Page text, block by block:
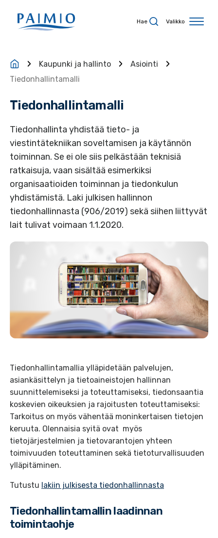
Hae Valikko
Kaupunki ja hallinto
Asiointi
Tiedonhallintamalli
Tiedonhallintamalli
Tiedonhallinta yhdistää tieto- ja
viestintätekniikan soveltamisen ja käytännön
toiminnan. Se ei ole siis pelkästään teknisiä
ratkaisuja, vaan sisältää esimerkiksi
organisaatioiden toiminnan ja tiedonkulun
yhdistämistä. Laki julkisen hallinnon
tiedonhallinnasta (906/2019) sekä siihen liittyvät
lait tulivat voimaan 1.1.2020.
Tiedonhallintamallia ylläpidetään palvelujen,
asiankäsittelyn ja tietoaineistojen hallinnan
suunnittelemiseksi ja toteuttamiseksi, tiedonsaantia
koskevien oikeuksien ja rajoitusten toteuttamiseksi:
Tarkoitus on myös vähentää moninkertaisen tietojen
keruuta. Olennaisia syitä ovat myös
tietojärjestelmien ja tietovarantojen yhteen
toimivuuden toteuttaminen sekä tietoturvallisuuden
ylläpitäminen.
Tutustu lakiin julkisesta tiedonhallinnasta
Tiedonhallintamallin laadinnan
toimintaohje